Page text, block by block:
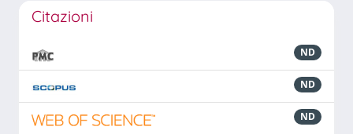
Citazioni
ND
ND
ND